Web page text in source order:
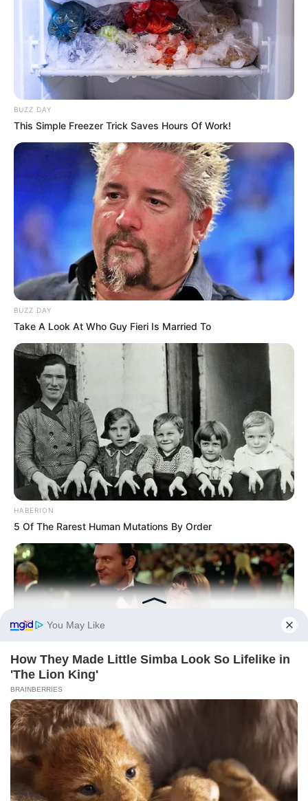
BUZZ DAY
This Simple Freezer Trick Saves Hours Of Work!
BUZZ DAY
Take A Look At Who Guy Fieri Is Married To
HABERION
5 Of The Rarest Human Mutations By Order
BRAINBERRIES
The Unhinged 1970 Oscar Photo They Tried To Bury: Look
Closely At His Tie